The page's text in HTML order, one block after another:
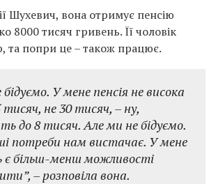
Шухевич, вона отримує пенсію
8000 тисяч гривень. Її чоловік
та попри це – також працює.
У мене пенсія не висока
тисяч, не 30 тисяч, – ну,
до 8 тисяч. Але ми не бідуємо.
потреби нам вистачає. У мене
є більш-менш можливості
– розповіла вона.